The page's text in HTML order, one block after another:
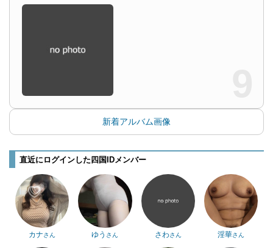
新着アルバム画像
直近にログインした四国IDメンバー
カナさん ゆう さん さわさん 淫華さん